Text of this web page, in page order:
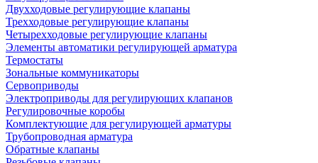
Двухходовые регулирующие клапаны
Трехходовые регулирующие клапаны
Четырехходовые регулирующие клапаны
Элементы автоматики регулирующей арматура
Термостаты
Зональные коммуникаторы
Сервоприводы
Электроприводы для регулирующих клапанов
Регулировочные коробы
Комплектующие для регулирующей арматуры
Трубопроводная арматура
Обратные клапаны